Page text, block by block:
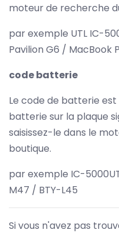
moteur de recherche
par exemple UTL IC-
Pavilion G6 / MacBook
code batterie
Le code de batterie
batterie sur la plaque
saisissez-le dans le
boutique.
par exemple IC-
M47 / BTY-L45
Si vous n'avez pas